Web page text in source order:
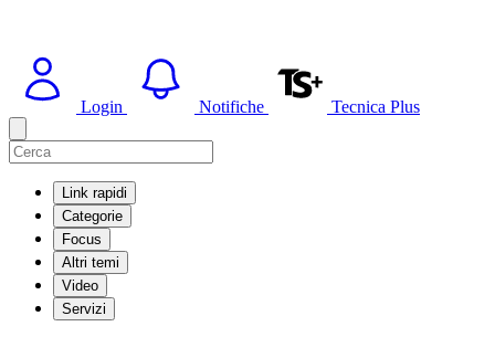
Login Notifiche Tecnica Plus
Link rapidi
Categorie
Focus
Altri temi
Video
Servizi